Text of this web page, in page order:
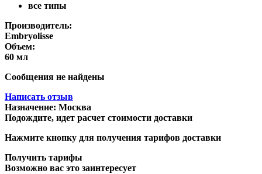
все типы
Производитель:
Embryolisse
Объем:
60 мл
Сообщения не найдены
Написать отзыв
Назначение: Москва
Подождите, идет расчет стоимости доставки
Нажмите кнопку для получения тарифов доставки
Получить тарифы
Возможно вас это заинтересует